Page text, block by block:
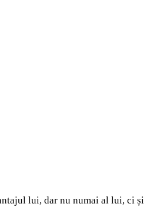
lui, dar nu numai al lui, ci și